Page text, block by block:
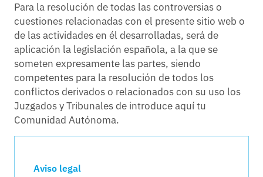
Para la resolución de todas las controversias o
cuestiones relacionadas con el presente sitio web o
de las actividades en él desarrolladas, será de
aplicación la legislación española, a la que se
someten expresamente las partes, siendo
competentes para la resolución de todos los
conflictos derivados o relacionados con su uso los
Juzgados y Tribunales de introduce aquí tu
Comunidad Autónoma.
Aviso legal